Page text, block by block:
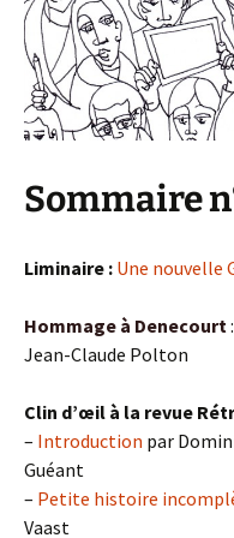
Sommaire
Liminaire : Une nouvelle
Hommage à Denecourt:
Jean-Claude Polton
Clin d’œil à la revue
– Introduction par
Guéant
– Petite histoire
Vaast